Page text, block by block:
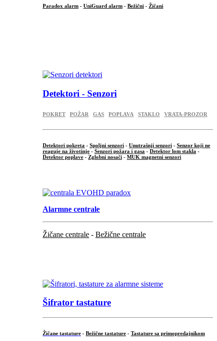
Paradox alarm - UniGuard alarm - Bežični - Žičani
Detektori - Senzori
POKRET POŽAR GAS POPLAVA STAKLO VRATA-PROZOR
Detektori pokreta - Spoljni senzori - Unutrašnji senzori - Senzor koji ne
reaguje na životinje - Senzori požara i gasa - Detektor lom stakla -
Detektor poplave - Zglobni nosači - MUK magnetni senzori
Alarmne centrale
Žičane centrale - Bežične centrale
Šifrator tastature
Žičane tastature - Bežične tastature - Tastature sa primopredajnikom